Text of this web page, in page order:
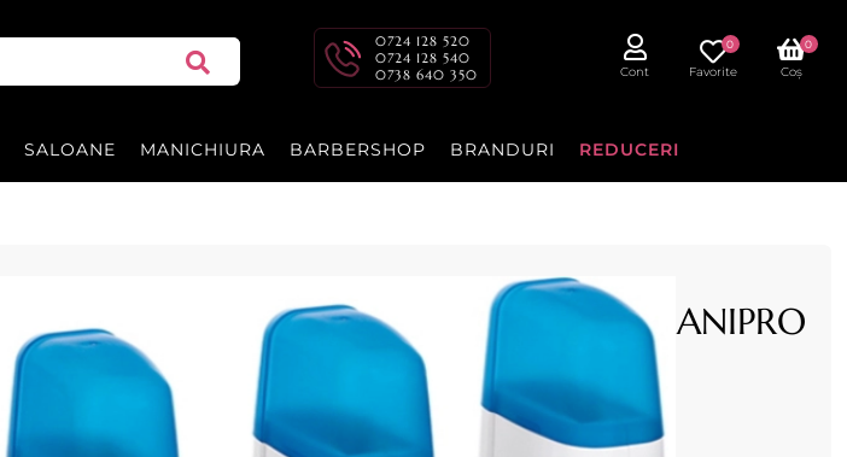
0724 128 520
0724 128 540
0738 640 350
Cont Favorite
0
Coș
0
SALOANE MANICHIURA BARBERSHOP BRANDURI REDUCERI
Incalzitor ceara Competition Triplu - XANIPRO
Incalzitor ceara Competition TRIPLU.
220-230V , 50/60Hz , 3x25W .
Garantie 12 luni.